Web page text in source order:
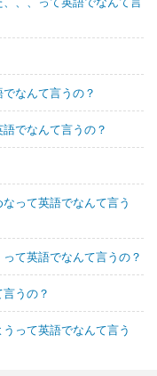
なんて言うの？
でなんて言うの？
って英語でなんて言う
て英語でなんて言うの？
うの？
って英語でなんて言う